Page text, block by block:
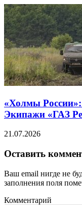
«Холмы
Экипажи «ГАЗ
21.07.2026
Оставить
Ваш email нигде не
заполнения поля
Комментарий